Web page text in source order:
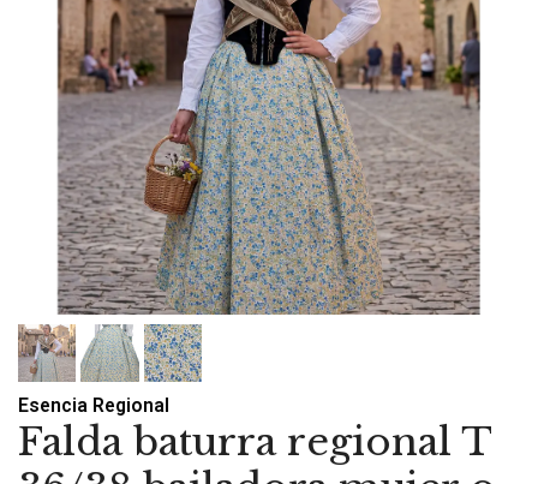
Esencia Regional
Falda baturra regional T